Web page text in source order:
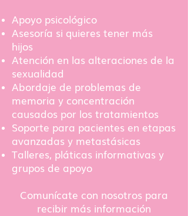
Apoyo psicológico
Asesoría si quieres tener más
hijos
Atención en las alteraciones de la
sexualidad
Abordaje de problemas de
memoria y concentración
causados por los tratamientos
Soporte para pacientes en etapas
avanzadas y metastásicas
Talleres, pláticas informativas y
grupos de apoyo
Comunícate con nosotros para
recibir más información